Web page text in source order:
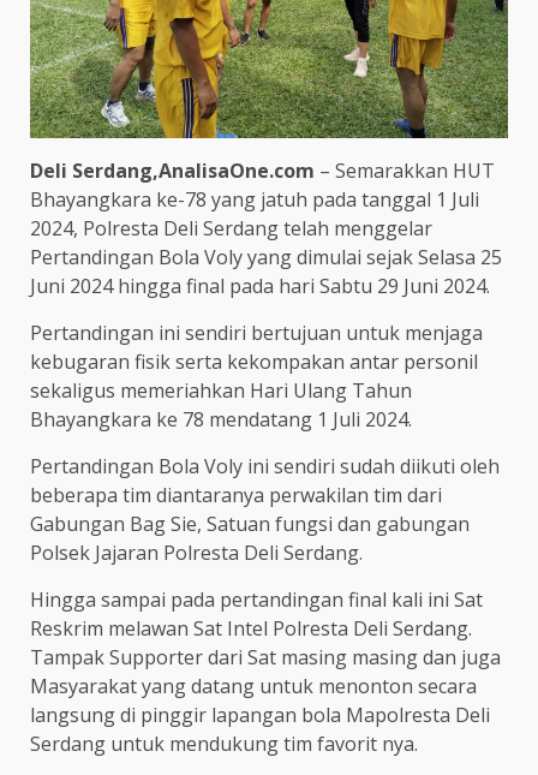
Deli Serdang,AnalisaOne.com – Semarakkan HUT
Bhayangkara ke-78 yang jatuh pada tanggal 1 Juli
2024, Polresta Deli Serdang telah menggelar
Pertandingan Bola Voly yang dimulai sejak Selasa 25
Juni 2024 hingga final pada hari Sabtu 29 Juni 2024.
Pertandingan ini sendiri bertujuan untuk menjaga
kebugaran fisik serta kekompakan antar personil
sekaligus memeriahkan Hari Ulang Tahun
Bhayangkara ke 78 mendatang 1 Juli 2024.
Pertandingan Bola Voly ini sendiri sudah diikuti oleh
beberapa tim diantaranya perwakilan tim dari
Gabungan Bag Sie, Satuan fungsi dan gabungan
Polsek Jajaran Polresta Deli Serdang.
Hingga sampai pada pertandingan final kali ini Sat
Reskrim melawan Sat Intel Polresta Deli Serdang.
Tampak Supporter dari Sat masing masing dan juga
Masyarakat yang datang untuk menonton secara
langsung di pinggir lapangan bola Mapolresta Deli
Serdang untuk mendukung tim favorit nya.